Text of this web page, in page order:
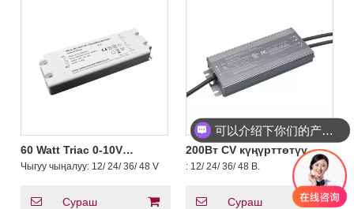
60 Watt Triac 0-10V
Dimmable LED Driver CV
Жөнгө салынуучу чыгыш
Чыгуу чыңалуу: 12/ 24/ 36/ 48 V
Сураш
200Вт CV күңүрттөтүү
үчүн триакты жылытуу 0-
: 12/ 24/ 36/ 48 В.
Сураш
可以介绍下你们的产品么？